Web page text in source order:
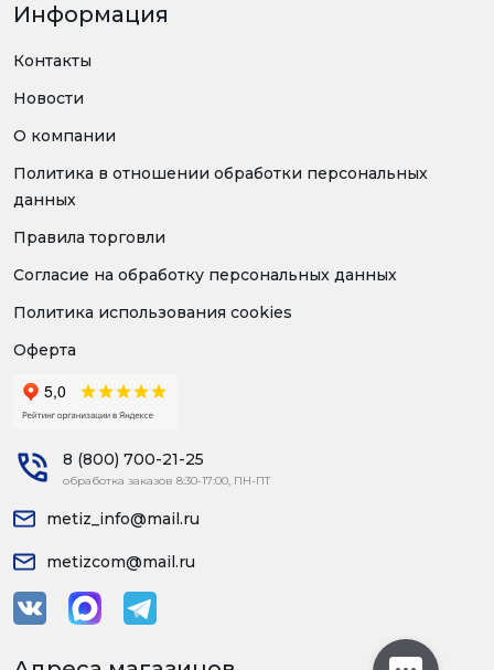
Информация
Контакты
Новости
О компании
Политика в отношении обработки персональных
данных
Правила торговли
Согласие на обработку персональных данных
Политика использования cookies
Оферта
8 (800) 700-21-25
обработка заказов 8:30-17:00, ПН-ПТ
metiz_info@mail.ru
metizcom@mail.ru